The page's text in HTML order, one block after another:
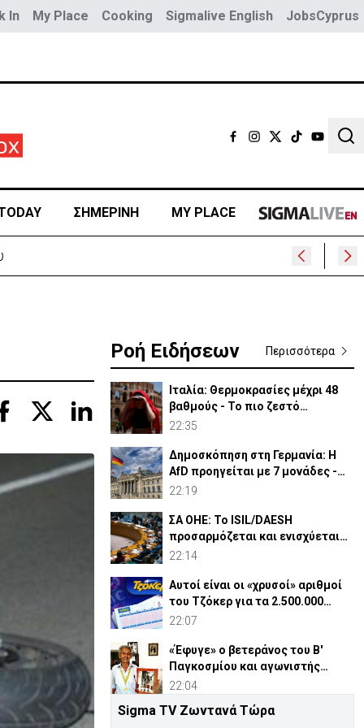
In My Place Cooking Sigmalive English JobsCyprus
ΣΗΜΕΡΙΝΗ MY PLACE
Ροή Ειδήσεων Περισσότερα
Ιταλία: Θερμοκρασίες μέχρι 48
βαθμούς - Το πιο ζεστό
καλοκαίρι των 100 χρόνων
22:35
Δημοσκόπηση στη Γερμανία: Η
AfD προηγείται με 7 μονάδες -
Διεύρυνε τη διαφορά
22:19
ΣΑ ΟΗΕ: Το ISIL/DAESH
προσαρμόζεται και ενισχύεται
στην Αφρική - Πώς απειλεί
22:14
Αυτοί είναι οι «χρυσοί» αριθμοί
του Τζόκερ για τα 2.500.000
ευρώ
22:07
«Έφυγε» ο βετεράνος του Β'
Παγκοσμίου και αγωνιστής
ΕΟΚΑ, Παύλος Μ. Κασάπης
22:04
«Όχι» 9 χωρών σε ισχυρισμό
Sigma TV Ζωντανά Τώρα